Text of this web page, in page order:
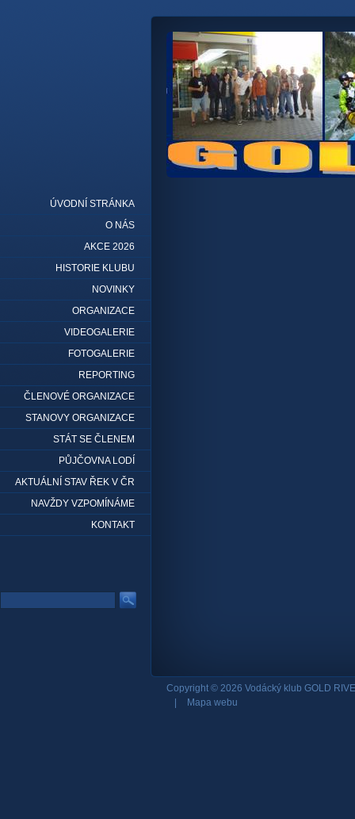
ÚVODNÍ STRÁNKA
O NÁS
AKCE 2026
HISTORIE KLUBU
NOVINKY
ORGANIZACE
VIDEOGALERIE
FOTOGALERIE
REPORTING
ČLENOVÉ ORGANIZACE
STANOVY ORGANIZACE
STÁT SE ČLENEM
PŮJČOVNA LODÍ
AKTUÁLNÍ STAV ŘEK V ČR
NAVŽDY VZPOMÍNÁME
KONTAKT
Copyright © 2026 Vodácký klub GOLD
Mapa webu